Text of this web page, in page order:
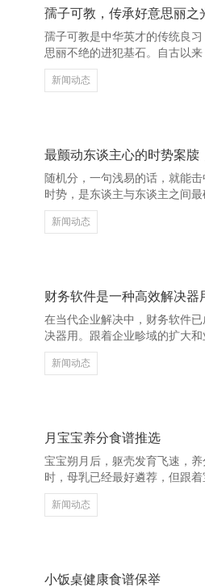
学，亦然成长的贯通。 “坚合手
心爱的座右铭。在学习中际遇
不轻言烧毁。比如写功课时合
能克服；体育磨
孺子可教，传承好意思丽之
孺子可教是中华英才的传统良
思丽不绝的进犯基石。自古以来
立国之本，而教师则是传播学问
主。从“程门立雪”的典故到“一
东谈主格的塑造者和价值不雅
亮学生的翌日，用爱心呵护学
师、兴趣锻真金不怕火，不仅是
舞社会发展的能
新闻动态
随机分，一句浅易的话，就能击
时势，是东谈主与东谈主之间最
案牍，延续能叫醒咱们内心深处
里的一盏灯，照亮我前行的路。
随。”糊口中的爱，不一定是感
时无刻的守候与交融。 “你不在
铄；你转头的时分，我学会了
最确实的心声，亦然
新闻动态
财务软件是一种高效解决器
在当代企业解决中，财务软件
决器用。跟着企业畛域的扩大和
手工记账现象已难以满足平时财
软件通过自动化、智能化的功
操作的本领和差错概率。同期
行多维度分析，为企业提供实
于解决者作念出科学方案。 其
的数据安全性和可追
新闻动态
月宝宝养分食谱推选
宝宝朔月后，躯壳发育飞速，
时，母乳已经最好遴荐，但跟着
食有助于补充养分、促进消化系
从单一食材启动，如米粉、蛋
等蔬菜富含维生素和膳食纤维
新闻动态
小饭桌健康食谱保举